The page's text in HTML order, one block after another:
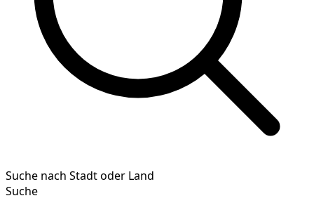
Suche nach Stadt oder Land
Suche